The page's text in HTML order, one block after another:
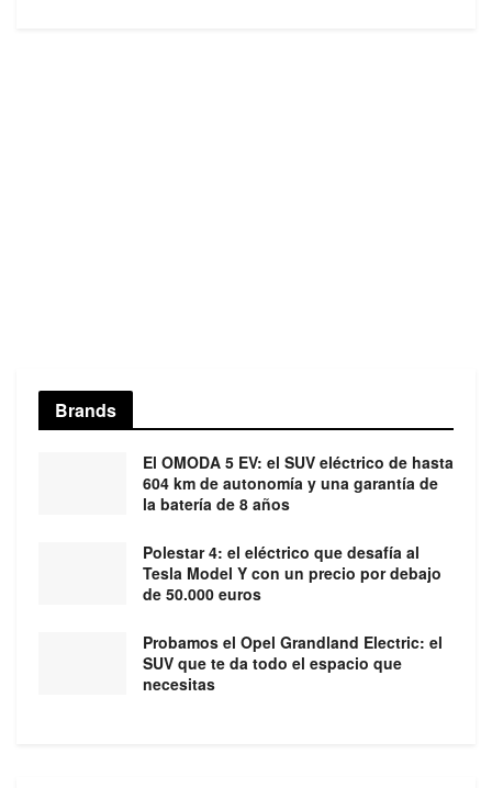
Brands
El OMODA 5 EV: el SUV eléctrico de hasta
604 km de autonomía y una garantía de
la batería de 8 años
Polestar 4: el eléctrico que desafía al
Tesla Model Y con un precio por debajo
de 50.000 euros
Probamos el Opel Grandland Electric: el
SUV que te da todo el espacio que
necesitas